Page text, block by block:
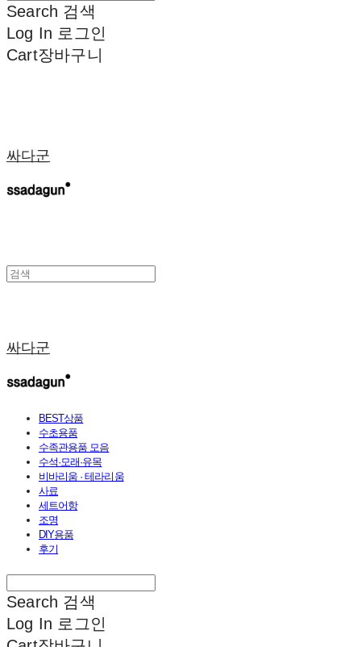
Search 검색
Log In 로그인
Cart장바구니
싸다군
싸다군
BEST상품
수초용품
수족관용품 모음
수석·모래·유목
비바리움 · 테라리움
사료
세트어항
조명
DIY용품
후기
Search 검색
Log In 로그인